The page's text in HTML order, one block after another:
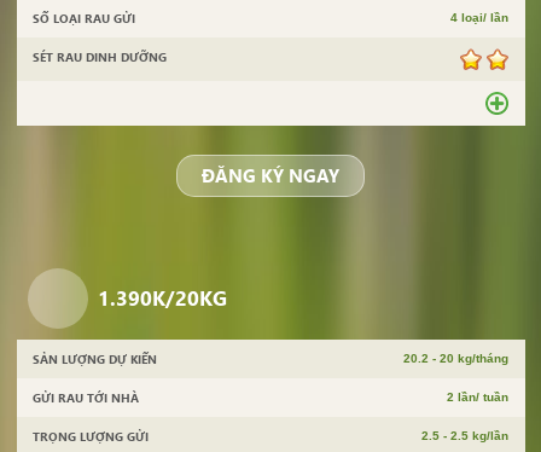
SỐ LOẠI RAU GỬI 4 loại/ lần
SÉT RAU DINH DƯỠNG
ĐĂNG KÝ NGAY
1.390K/20KG
SẢN LƯỢNG DỰ KIẾN 20.2 - 20 kg/tháng
GỬI RAU TỚI NHÀ 2 lần/ tuần
TRỌNG LƯỢNG GỬI 2.5 - 2.5 kg/lần